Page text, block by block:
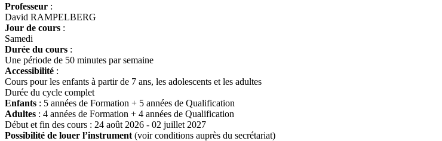
Professeur :
David RAMPELBERG
Jour de cours :
Samedi
Durée du cours :
Une période de 50 minutes par semaine
Accessibilité :
Cours pour les enfants à partir de 7 ans, les adolescents et les adultes
Durée du cycle complet
Enfants : 5 années de Formation + 5 années de Qualification
Adultes : 4 années de Formation + 4 années de Qualification
Début et fin des cours : 24 août 2026 - 02 juillet 2027
Possibilité de louer l’instrument (voir conditions auprès du secrétariat)